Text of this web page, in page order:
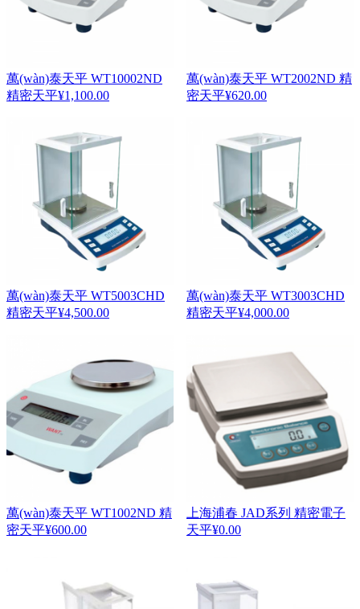
萬(wàn)泰天平 WT10002ND
精密天平¥1,100.00
萬(wàn)泰天平 WT2002ND 精
密天平¥620.00
萬(wàn)泰天平 WT5003CHD
精密天平¥4,500.00
萬(wàn)泰天平 WT3003CHD
精密天平¥4,000.00
萬(wàn)泰天平 WT1002ND 精
密天平¥600.00
上海浦春 JAD系列 精密電子
天平¥0.00